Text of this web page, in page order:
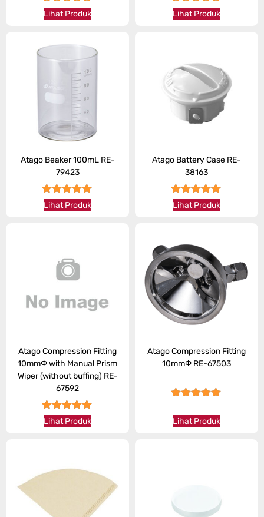
★★★★★
Lihat Produk ★★★★★
Lihat Produk
Atago Beaker 100mL RE-
79423
★★★★★
Lihat Produk
Atago Battery Case RE-
38163
★★★★★
Lihat Produk
Atago Compression Fitting
10mmΦ with Manual Prism
Wiper (without buffing) RE-
67592
★★★★★
Lihat Produk
Atago Compression Fitting
10mmΦ RE-67503
Lihat Produk